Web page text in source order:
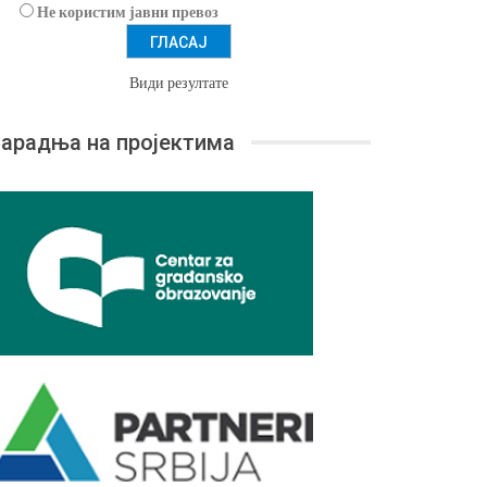
Не користим јавни превоз
Види резултате
на пројектима